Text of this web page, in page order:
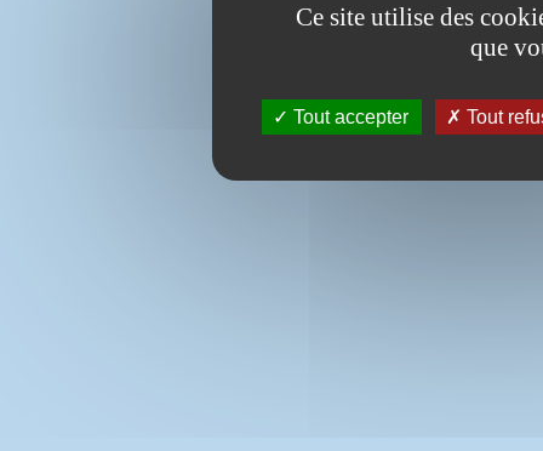
Ce site utilise des
que
Tout accepter Tout